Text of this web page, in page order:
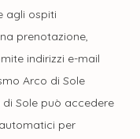
agli ospiti
prenotazione,
indirizzi e-mail
Arco di Sole
Sole può accedere
per